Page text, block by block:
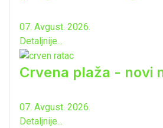
07. Avgust. 2026.
Detaljnije...
Crvena plaža - novi
07. Avgust. 2026.
Detaljnije...